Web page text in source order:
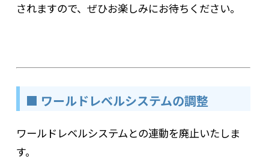
されますので、ぜひお楽しみにお待ちください。
■ ワールドレベルシステムの調整
ワールドレベルシステムとの連動を廃止いたしま
す。